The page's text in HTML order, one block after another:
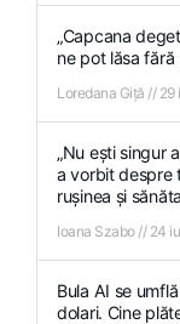
„Capcana
ne pot lăsa fără
Loredana Giță 29
„Nu ești singur
a vorbit despre
rușinea și
Ioana Szabo 24
Bula AI se
dolari. Cine